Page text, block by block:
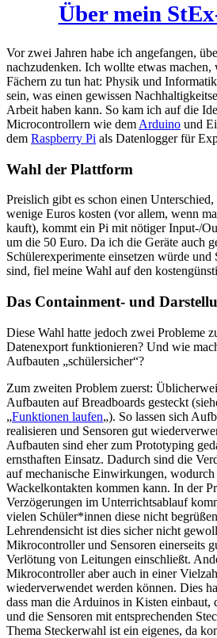
Über mein
Vor zwei Jahren habe ich angefangen,
nachzudenken. Ich wollte etwas machen,
Fächern zu tun hat: Physik und
sein, was einen gewissen
Arbeit haben kann. So kam ich auf die
Microcontrollern wie dem Arduino und
dem Raspberry Pi als Datenlogger für
Wahl der Plattform
Preislich gibt es schon einen
wenige Euros kosten (vor allem, wenn
kauft), kommt ein Pi mit nötiger Input-/
um die 50 Euro. Da ich die Geräte auch
Schülerexperimente einsetzen würde und
sind, fiel meine Wahl auf den
Das Containment- und
Diese Wahl hatte jedoch zwei Probleme
Datenexport funktionieren? Und wie
Aufbauten „schülersicher“?
Zum zweiten Problem zuerst:
Aufbauten auf Breadboards gesteckt
„Funktionen laufen„). So lassen sich
realisieren und Sensoren gut
Aufbauten sind eher zum Prototyping
ernsthaften Einsatz. Dadurch sind die
auf mechanische Einwirkungen, wodurch
Wackelkontakten kommen kann. In der
Verzögerungen im Unterrichtsablauf
vielen Schüler*innen diese nicht
Lehrendensicht ist dies sicher nicht
Mikrocontroller und Sensoren einerseits
Verlötung von Leitungen einschließt.
Mikrocontroller aber auch in einer
wiederverwendet werden können. Dies
dass man die Arduinos in Kisten einbaut,
und die Sensoren mit entsprechenden
Thema Steckerwahl ist ein eigenes, da